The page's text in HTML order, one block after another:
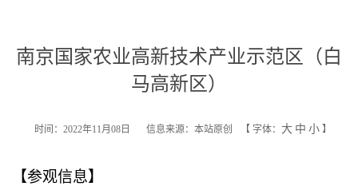
南京国家农业高新技术产业示范区（白
马高新区）
时间：2022年11月08日 信息来源：本站原创 【 字体： 大 中 小 】
【参观信息】